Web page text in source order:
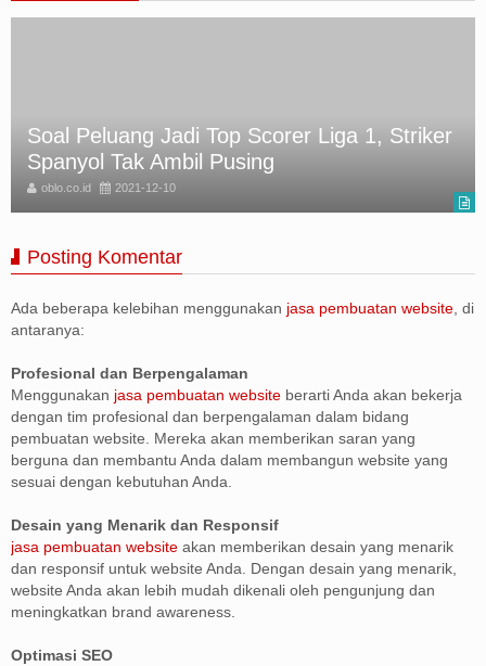
Soal Peluang Jadi Top Scorer Liga 1, Striker
Spanyol Tak Ambil Pusing
oblo.co.id 2021-12-10
Posting Komentar
Ada beberapa kelebihan menggunakan jasa pembuatan website , di
antaranya:
Profesional dan Berpengalaman
Menggunakan jasa pembuatan website berarti Anda akan bekerja
dengan tim profesional dan berpengalaman dalam bidang
pembuatan website. Mereka akan memberikan saran yang
berguna dan membantu Anda dalam membangun website yang
sesuai dengan kebutuhan Anda.
Desain yang Menarik dan Responsif
jasa pembuatan website akan memberikan desain yang menarik
dan responsif untuk website Anda. Dengan desain yang menarik,
website Anda akan lebih mudah dikenali oleh pengunjung dan
meningkatkan brand awareness.
Optimasi SEO